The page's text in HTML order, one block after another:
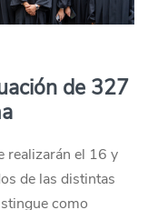
de 327
realizarán el 16 y
de las distintas
como